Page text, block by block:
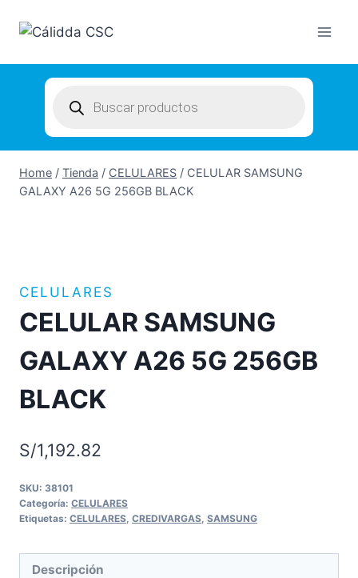
search
Home / Tienda / CELULARES / CELULAR SAMSUNG
GALAXY A26 5G 256GB BLACK
CELULARES
CELULAR SAMSUNG
GALAXY A26 5G 256GB
BLACK
S/1,192.82
SKU: 38101
Categoría: CELULARES
Etiquetas: CELULARES CREDIVARGAS SAMSUNG
Descripción